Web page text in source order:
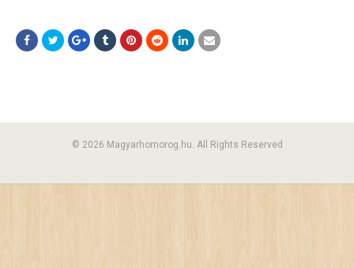
© 2026 Magyarhomorog.hu. All Rights Reserved